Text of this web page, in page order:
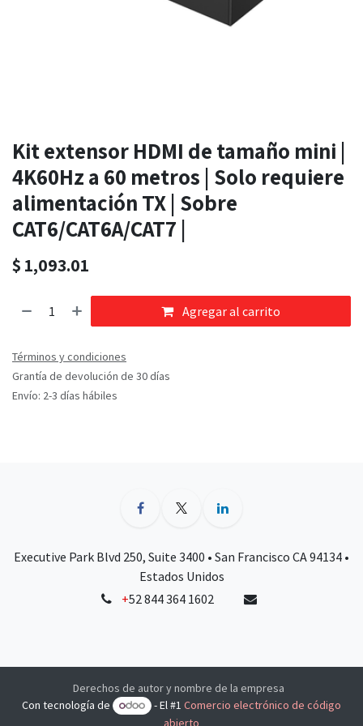
Kit extensor HDMI de tamaño mini |
4K60Hz a 60 metros | Solo requiere
alimentación TX | Sobre
CAT6/CAT6A/CAT7 |
$ 1,093.01
Agregar al carrito
Términos y condiciones
Grantía de devolución de 30 días
Envío: 2-3 días hábiles
Executive Park Blvd 250, Suite 3400 • San Francisco CA 94134 •
Estados Unidos
+52 844 364 1602
Derechos de autor y nombre de la empresa
Con tecnología de
- El #1Comercio electrónico de código
abierto